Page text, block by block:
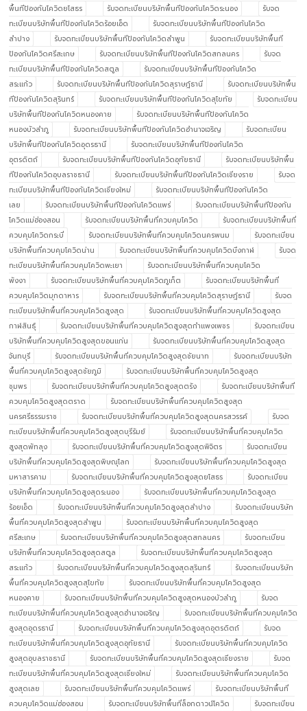
พื้นทีป้องกันโควิดยโสธร
รับจดทะเบียนบริษัทพื้นทีป้องกันโควิดระนอง
รับจด
ทะเบียนบริษัทพื้นทีป้องกันโควิดร้อยเอ็ด
รับจดทะเบียนบริษัทพื้นทีป้องกันโควิด
ลำปาง
รับจดทะเบียนบริษัทพื้นทีป้องกันโควิดลำพูน
รับจดทะเบียนบริษัทพื้นที
ป้องกันโควิดศรีสะเกษ
รับจดทะเบียนบริษัทพื้นทีป้องกันโควิดสกลนคร
รับจด
ทะเบียนบริษัทพื้นทีป้องกันโควิดสตูล
รับจดทะเบียนบริษัทพื้นทีป้องกันโควิด
สระแก้ว
รับจดทะเบียนบริษัทพื้นทีป้องกันโควิดสุราษฎ์ธานี
รับจดทะเบียนบริษัทพื้น
ทีป้องกันโควิดสุรินทร์
รับจดทะเบียนบริษัทพื้นทีป้องกันโควิดสุโขทัย
รับจดทะเบียน
บริษัทพื้นทีป้องกันโควิดหนองคาย
รับจดทะเบียนบริษัทพื้นทีป้องกันโควิด
หนองบัวลำภู
รับจดทะเบียนบริษัทพื้นทีป้องกันโควิดอำนาจเจริญ
รับจดทะเบียน
บริษัทพื้นทีป้องกันโควิดอุดรธานี
รับจดทะเบียนบริษัทพื้นทีป้องกันโควิด
อุตรดิตถ์
รับจดทะเบียนบริษัทพื้นทีป้องกันโควิดอุทัยธานี
รับจดทะเบียนบริษัทพื้น
ทีป้องกันโควิดอุบลราชธานี
รับจดทะเบียนบริษัทพื้นทีป้องกันโควิดเชียงราย
รับจด
ทะเบียนบริษัทพื้นทีป้องกันโควิดเชียงใหม่
รับจดทะเบียนบริษัทพื้นทีป้องกันโควิด
เลย
รับจดทะเบียนบริษัทพื้นทีป้องกันโควิดแพร่
รับจดทะเบียนบริษัทพื้นทีป้องกัน
โควิดแม่ฮ่องสอน
รับจดทะเบียนบริษัทพื้นที่ควบคุมโควิด
รับจดทะเบียนบริษัทพื้นที่
ควบคุมโควิดกระบี่
รับจดทะเบียนบริษัทพื้นที่ควบคุมโควิดนครพนม
รับจดทะเบียน
บริษัทพื้นที่ควบคุมโควิดน่าน
รับจดทะเบียนบริษัทพื้นที่ควบคุมโควิดบึงกาฬ
รับจด
ทะเบียนบริษัทพื้นที่ควบคุมโควิดพะเยา
รับจดทะเบียนบริษัทพื้นที่ควบคุมโควิด
พังงา
รับจดทะเบียนบริษัทพื้นที่ควบคุมโควิดภูเก็ต
รับจดทะเบียนบริษัทพื้นที่
ควบคุมโควิดมุกดาหาร
รับจดทะเบียนบริษัทพื้นที่ควบคุมโควิดสุราษฎ์ธานี
รับจด
ทะเบียนบริษัทพื้นที่ควบคุมโควิดสูงสุด
รับจดทะเบียนบริษัทพื้นที่ควบคุมโควิดสูงสุด
กาฬสินธุ์
รับจดทะเบียนบริษัทพื้นที่ควบคุมโควิดสูงสุดกำแพงเพชร
รับจดทะเบียน
บริษัทพื้นที่ควบคุมโควิดสูงสุดขอนแก่น
รับจดทะเบียนบริษัทพื้นที่ควบคุมโควิดสูงสุด
จันทบุรี
รับจดทะเบียนบริษัทพื้นที่ควบคุมโควิดสูงสุดชัยนาท
รับจดทะเบียนบริษัท
พื้นที่ควบคุมโควิดสูงสุดชัยภูมิ
รับจดทะเบียนบริษัทพื้นที่ควบคุมโควิดสูงสุด
ชุมพร
รับจดทะเบียนบริษัทพื้นที่ควบคุมโควิดสูงสุดตรัง
รับจดทะเบียนบริษัทพื้นที่
ควบคุมโควิดสูงสุดตราด
รับจดทะเบียนบริษัทพื้นที่ควบคุมโควิดสูงสุด
นครศรีธรรมราช
รับจดทะเบียนบริษัทพื้นที่ควบคุมโควิดสูงสุดนครสวรรค์
รับจด
ทะเบียนบริษัทพื้นที่ควบคุมโควิดสูงสุดบุรีรัมย์
รับจดทะเบียนบริษัทพื้นที่ควบคุมโควิด
สูงสุดพัทลุง
รับจดทะเบียนบริษัทพื้นที่ควบคุมโควิดสูงสุดพิจิตร
รับจดทะเบียน
บริษัทพื้นที่ควบคุมโควิดสูงสุดพิษณุโลก
รับจดทะเบียนบริษัทพื้นที่ควบคุมโควิดสูงสุด
มหาสารคาม
รับจดทะเบียนบริษัทพื้นที่ควบคุมโควิดสูงสุดยโสธร
รับจดทะเบียน
บริษัทพื้นที่ควบคุมโควิดสูงสุดระนอง
รับจดทะเบียนบริษัทพื้นที่ควบคุมโควิดสูงสุด
ร้อยเอ็ด
รับจดทะเบียนบริษัทพื้นที่ควบคุมโควิดสูงสุดลำปาง
รับจดทะเบียนบริษัท
พื้นที่ควบคุมโควิดสูงสุดลำพูน
รับจดทะเบียนบริษัทพื้นที่ควบคุมโควิดสูงสุด
ศรีสะเกษ
รับจดทะเบียนบริษัทพื้นที่ควบคุมโควิดสูงสุดสกลนคร
รับจดทะเบียน
บริษัทพื้นที่ควบคุมโควิดสูงสุดสตูล
รับจดทะเบียนบริษัทพื้นที่ควบคุมโควิดสูงสุด
สระแก้ว
รับจดทะเบียนบริษัทพื้นที่ควบคุมโควิดสูงสุดสุรินทร์
รับจดทะเบียนบริษัท
พื้นที่ควบคุมโควิดสูงสุดสุโขทัย
รับจดทะเบียนบริษัทพื้นที่ควบคุมโควิดสูงสุด
หนองคาย
รับจดทะเบียนบริษัทพื้นที่ควบคุมโควิดสูงสุดหนองบัวลำภู
รับจด
ทะเบียนบริษัทพื้นที่ควบคุมโควิดสูงสุดอำนาจเจริญ
รับจดทะเบียนบริษัทพื้นที่ควบคุมโควิด
สูงสุดอุดรธานี
รับจดทะเบียนบริษัทพื้นที่ควบคุมโควิดสูงสุดอุตรดิตถ์
รับจด
ทะเบียนบริษัทพื้นที่ควบคุมโควิดสูงสุดอุทัยธานี
รับจดทะเบียนบริษัทพื้นที่ควบคุมโควิด
สูงสุดอุบลราชธานี
รับจดทะเบียนบริษัทพื้นที่ควบคุมโควิดสูงสุดเชียงราย
รับจด
ทะเบียนบริษัทพื้นที่ควบคุมโควิดสูงสุดเชียงใหม่
รับจดทะเบียนบริษัทพื้นที่ควบคุมโควิด
สูงสุดเลย
รับจดทะเบียนบริษัทพื้นที่ควบคุมโควิดแพร่
รับจดทะเบียนบริษัทพื้นที่
ควบคุมโควิดแม่ฮ่องสอน
รับจดทะเบียนบริษัทพื้นที่ล็อกดาวน์โควิด
รับจดทะเบียน